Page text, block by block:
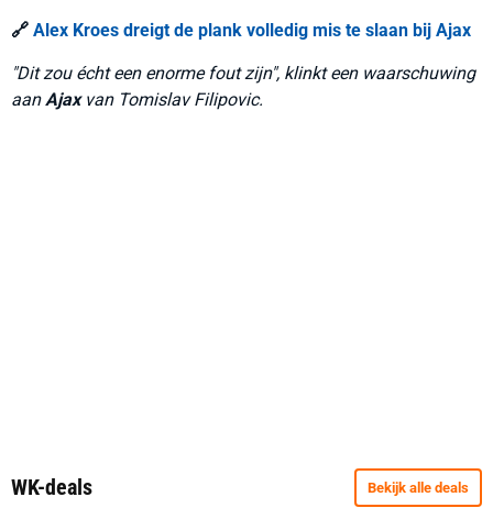
🔗 Alex Kroes dreigt de plank volledig mis te slaan bij Ajax
"Dit zou écht een enorme fout zijn", klinkt een waarschuwing
aanAjaxvan Tomislav Filipovic.
WK-deals Bekijk alle deals